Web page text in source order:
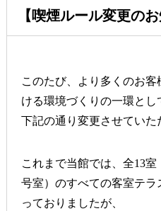
【喫煙ルール変更のお
このたび、より多くのお
ける環境づくりの一環と
下記の通り変更させていた
これまで当館では、全13室
号室）のすべての客室テ
っておりましたが、